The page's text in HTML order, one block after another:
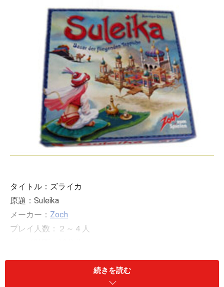
タイトル：ズライカ
原題：Suleika
メーカー： Zoch
プレイ人数：２～４人
実際のゲームのカテゴリーは、陣取りゲームです。ただ
続きを読む